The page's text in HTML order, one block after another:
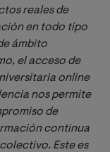
reales de
en todo tipo
ámbito
el acceso de
online
nos permite
de
continua
Este es